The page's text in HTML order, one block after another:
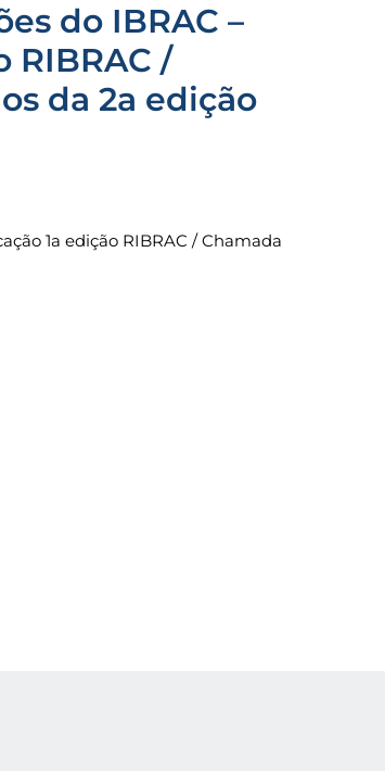
do IBRAC –
RIBRAC /
da 2a edição
1a edição RIBRAC / Chamada